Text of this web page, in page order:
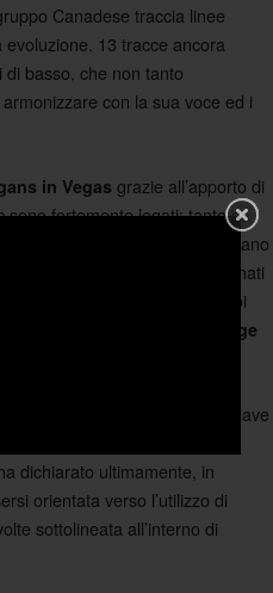
Canadese traccia linee
evoluzione. 13 tracce ancora
basso, che non tanto
con la sua voce ed i
in Vegas grazie all’apporto di
fortemente legati: tanto da
” rappresentano
tipico dei
– richiamati
dance di “Celebrate”, per poi
Garbage
omaggio agli anni ’80 in chiave
e slegata
dichiarato ultimamente, in
orientata verso l’utilizzo di
sottolineata all’interno di